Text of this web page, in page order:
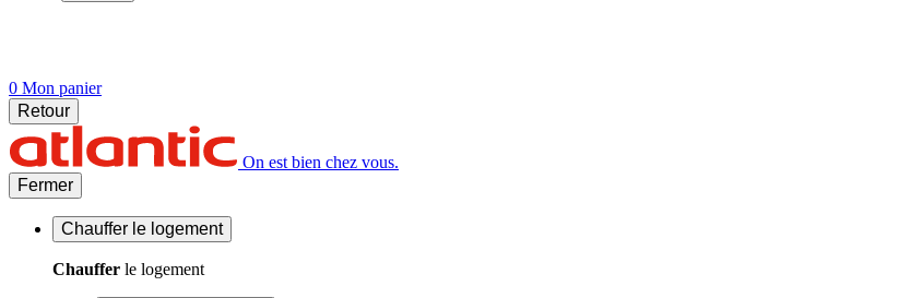
0 Mon panier
Retour
On est bien chez vous.
Fermer
Chauffer le logement
Chauffer le logement